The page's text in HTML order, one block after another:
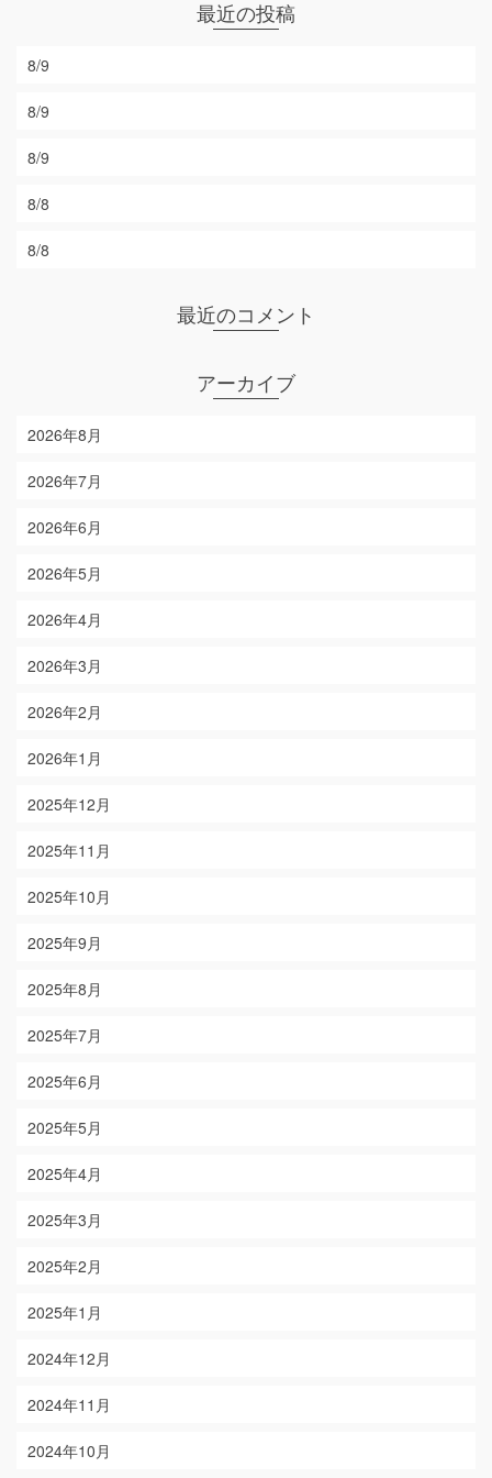
最近の投稿
8/9
8/9
8/9
8/8
8/8
最近のコメント
アーカイブ
2026年8月
2026年7月
2026年6月
2026年5月
2026年4月
2026年3月
2026年2月
2026年1月
2025年12月
2025年11月
2025年10月
2025年9月
2025年8月
2025年7月
2025年6月
2025年5月
2025年4月
2025年3月
2025年2月
2025年1月
2024年12月
2024年11月
2024年10月